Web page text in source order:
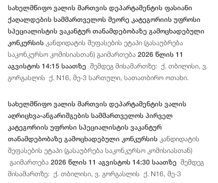
სახელმწიფო ვალის მართვის დეპარტამენტის ფასიანი
ქაღალდების სამმართველოს მეორე კატეგორიის უფროსი
სპეციალისტის ვაკანტურ თანამდებობაზე გამოცხადებული
კონკურსის კანდიდატის შეფასების ეტაპი (გასაუბრება
საკონკურსო კომისიასთან) გაიმართება 2026 წლის 11
აგვისტოს 14:15 საათზე შემდეგ მისამართზე: ქ. თბილისი, ვ.
გორგასლის ქ. N16, მე-3 სართული, სათათბირო ოთახი.
სახელმწიფო ვალის მართვის დეპარტამენტის ვალის
აღრიცხვა-ანგარიშგების სამმართველოს პირველ
კატეგორიის უფროსი სპეციალისტის ვაკანტურ
თანამდებობაზე გამოცხადებული კონკურსის კანდიდატის
შეფასების ეტაპი (გასაუბრება საკონკურსო კომისიასთან)
გაიმართება 2026 წლის 11 აგვისტოს 14:30 საათზე შემდეგ
მისამართზე: ქ. თბილისი, ვ. გორგასლის ქ. N16, მე-3